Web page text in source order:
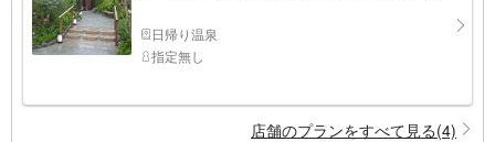
日帰り温泉
指定無し
店舗のプランをすべて見る(4)